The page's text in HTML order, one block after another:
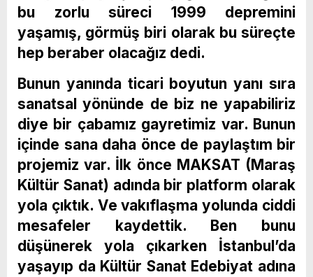
bu zorlu süreci 1999 depremini
yaşamış, görmüş biri olarak bu süreçte
hep beraber olacağız dedi.
Bunun yanında ticari boyutun yanı sıra
sanatsal yönünde de biz ne yapabiliriz
diye bir çabamız gayretimiz var. Bunun
içinde sana daha önce de paylaştım bir
projemiz var. İlk önce MAKSAT (Maraş
Kültür Sanat) adında bir platform olarak
yola çıktık. Ve vakıflaşma yolunda ciddi
mesafeler kaydettik. Ben bunu
düşünerek yola çıkarken İstanbul’da
yaşayıp da Kültür Sanat Edebiyat adına